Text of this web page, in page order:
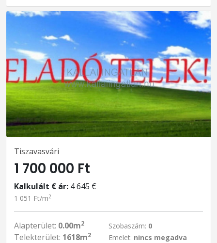
Tiszavasvári
1 700 000 Ft
Kalkulált € ár: 4 645 €
1 051 Ft/m2
Alapterület: 0.00m2
Telekterület: 1618m2
Szobaszám: 0
Emelet: nincs megadva